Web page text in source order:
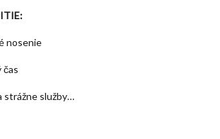
nosenie
čas
strážne služby…